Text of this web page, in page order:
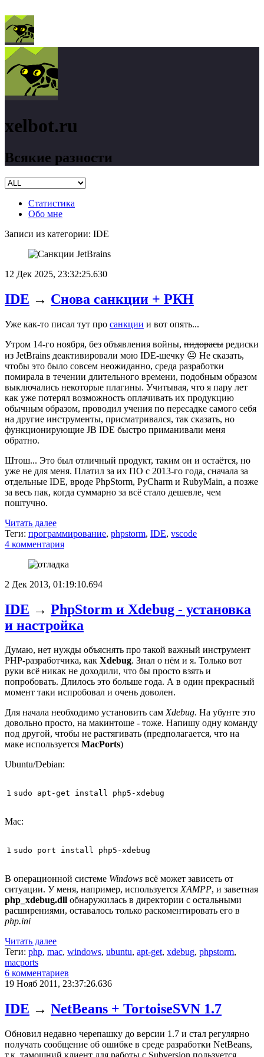
xelbot.ru
xelbot.ru
Всякие разности
Статистика
Обо мне
Записи из категории: IDE
12 Дек 2025, 23:32:25.630
IDE → Снова санкции + РКН
Уже как-то писал тут про санкции и вот опять...
Утром 14-го ноября, без объявления войны, пидорасы редиски
из JetBrains деактивировали мою IDE-шечку 😐 Не сказать,
чтобы это было совсем неожиданно, среда разработки
помирала в течении длительного времени, подобным образом
выключались некоторые плагины. Учитывая, что я пару лет
как уже потерял возможность оплачивать их продукцию
обычным образом, проводил учения по пересадке самого себя
на другие инструменты, присматривался, так сказать, но
функционирующие JB IDE быстро приманивали меня
обратно.
Штош... Это был отличный продукт, таким он и остаётся, но
уже не для меня. Платил за их ПО с 2013-го года, сначала за
отдельные IDE, вроде PhpStorm, PyCharm и RubyMain, а позже
за весь пак, когда суммарно за всё стало дешевле, чем
поштучно.
Читать далее
Теги: программирование, phpstorm, IDE, vscode
4 комментария
2 Дек 2013, 01:19:10.694
IDE → PhpStorm и Xdebug - установка
и настройка
Думаю, нет нужды объяснять про такой важный инструмент
PHP-разработчика, как Xdebug. Знал о нём и я. Только вот
руки всё никак не доходили, что бы просто взять и
попробовать. Длилось это больше года. А в один прекрасный
момент таки испробовал и очень доволен.
Для начала необходимо установить самXdebug. На убунте это
довольно просто, на макинтоше - тоже. Напишу одну команду
под другой, чтобы не растягивать (предполагается, что на
маке используется MacPorts)
Ubuntu/Debian:
1
Mac:
1
В операционной системе Windows всё может зависеть от
ситуации. У меня, например, используетсяXAMPP, и заветная
php_xdebug.dll обнаружилась в директории с остальными
расширениями, оставалось только раскоментировать его в
php.ini
Читать далее
Теги: php, mac, windows, ubuntu, apt-get, xdebug, phpstorm,
macports
6 комментариев
19 Нояб 2011, 23:37:26.636
IDE → NetBeans + TortoiseSVN 1.7
Обновил недавно черепашку до версии 1.7 и стал регулярно
получать сообщение об ошибке в среде разработки NetBeans,